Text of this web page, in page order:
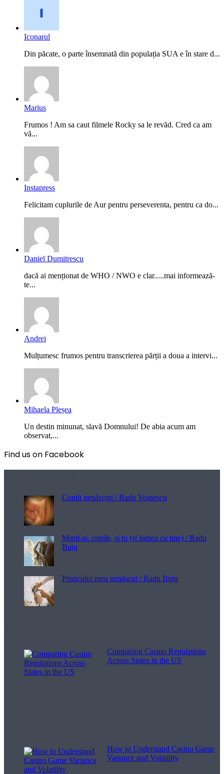
Iconarul
Din păcate, o parte însemnată din populația SUA e în stare d...
Marius
Frumos ! Am sa caut filmele Rocky sa le revăd. Cred ca am
vă...
Instapress
Felicitam cuplurile de Aur pentru perseverenta, pentru ca do...
Daniel Dumitrescu
dacă ai menționat de WHO / NWO e clar.....mai informează-
te...
Andrei
Mulțumesc frumos pentru transcrierea părții a doua a intervi...
Mihaela Pleșea
Un destin minunat, slavă Domnului! De abia acum am
observat,...
Find us on Facebook
Copiii nenăscuți / Radu Voinescu
Murit-ai, copile, și tu (și lumea cu tine) / Radu
Buțu
Pruncului meu nenăscut / Radu Buțu
Comparing Casino Regulations
Across States in the US
How to Understand Casino Game
Variance and Volatility